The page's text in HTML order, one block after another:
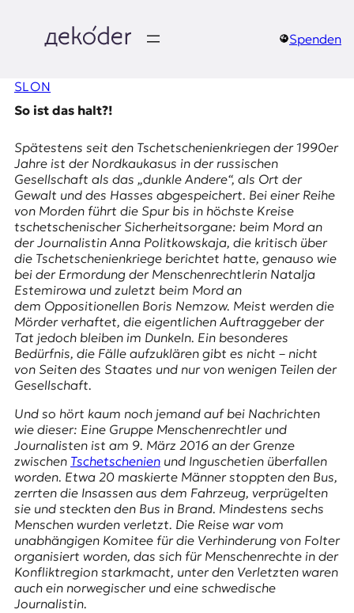
springen
e
k
o
d
e
r
|
D
E
K
O
D
E
R
W
s
s
Spenden
SLON
So ist das halt?!
Spätestens seit den Tschetschenienkriegen der 1990er
Jahre ist der Nordkaukasus in der russischen
Gesellschaft als das „dunkle Andere“, als Ort der
Gewalt und des Hasses abgespeichert. Bei einer Reihe
von Morden führt die Spur bis in höchste Kreise
tschetschenischer Sicherheitsorgane: beim Mord an
der Journalistin Anna Politkowskaja, die kritisch über
die Tschetschenienkriege berichtet hatte, genauso wie
bei der Ermordung der Menschenrechtlerin Natalja
Estemirowa und zuletzt beim Mord an
dem Oppositionellen Boris Nemzow. Meist werden die
Mörder verhaftet, die eigentlichen Auftraggeber der
Tat jedoch bleiben im Dunkeln. Ein besonderes
Bedürfnis, die Fälle aufzuklären gibt es nicht – nicht
von Seiten des Staates und nur von wenigen Teilen der
Gesellschaft.
Und so hört kaum noch jemand auf bei Nachrichten
wie dieser: Eine Gruppe Menschenrechtler und
Journalisten ist am 9. März 2016 an der Grenze
zwischen Tschetschenienund Inguschetienüberfallen
worden. Etwa 20 maskierte Männer stoppten den Bus,
zerrten die Insassen aus dem Fahrzeug, verprügelten
sie und steckten den Bus in Brand. Mindestens sechs
Menschen wurden verletzt. Die Reise war vom
unabhängigen Komitee für die Verhinderung von Folter
organisiert worden, das sich für Menschenrechte in der
Konfliktregion starkmacht, unter den Verletzten waren
auch ein norwegischer und eine schwedische
Journalistin.